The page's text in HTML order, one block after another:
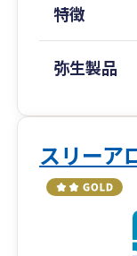
特徴
弥生製品
スリーア